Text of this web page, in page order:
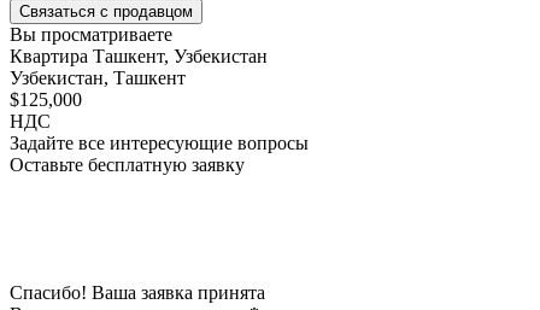
Связаться с продавцом
Вы просматриваете
Квартира Ташкент, Узбекистан
Узбекистан, Ташкент
$125,000
НДС
Задайте все интересующие вопросы
Оставьте бесплатную заявку
Спасибо! Ваша заявка принята